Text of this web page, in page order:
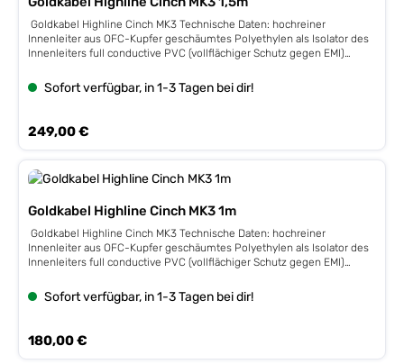
Goldkabel Highline Cinch MK3 Technische Daten: hochreiner
Innenleiter aus OFC-Kupfer geschäumtes Polyethylen als Isolator des
Innenleiters full conductive PVC (vollflächiger Schutz gegen EMI)
verspannbare Cinchstecker für besten Sitz auf der Buchse vergoldete
Kontakte hochwertiges Außengewebe mit feiner Haptik
Sofort verfügbar, in 1-3 Tagen bei dir!
Regulärer Preis:
249,00 €
Goldkabel Highline Cinch MK3 1m
Goldkabel Highline Cinch MK3 Technische Daten: hochreiner
Innenleiter aus OFC-Kupfer geschäumtes Polyethylen als Isolator des
Innenleiters full conductive PVC (vollflächiger Schutz gegen EMI)
verspannbare Cinchstecker für besten Sitz auf der Buchse vergoldete
Kontakte hochwertiges Außengewebe mit feiner Haptik
Sofort verfügbar, in 1-3 Tagen bei dir!
Regulärer Preis:
180,00 €